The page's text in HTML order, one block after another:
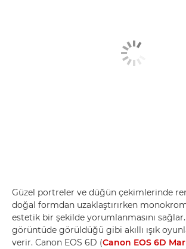
Güzel portreler ve düğün çekimlerinde
doğal formdan uzaklaştırırken
estetik bir şekilde yorumlanmasını sağlar.
görüntüde görüldüğü gibi akıllı ışık
verir. Canon EOS 6D (Canon EOS 6D